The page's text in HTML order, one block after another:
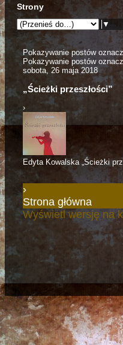
Strony
▼
Pokazywanie postów
Pokazywanie postów
sobota, 26 maja 2018
„Ścieżki przeszłości”
›
Edyta Kowalska „Ścieżki
›
Strona główna
Wyświetl wersję na